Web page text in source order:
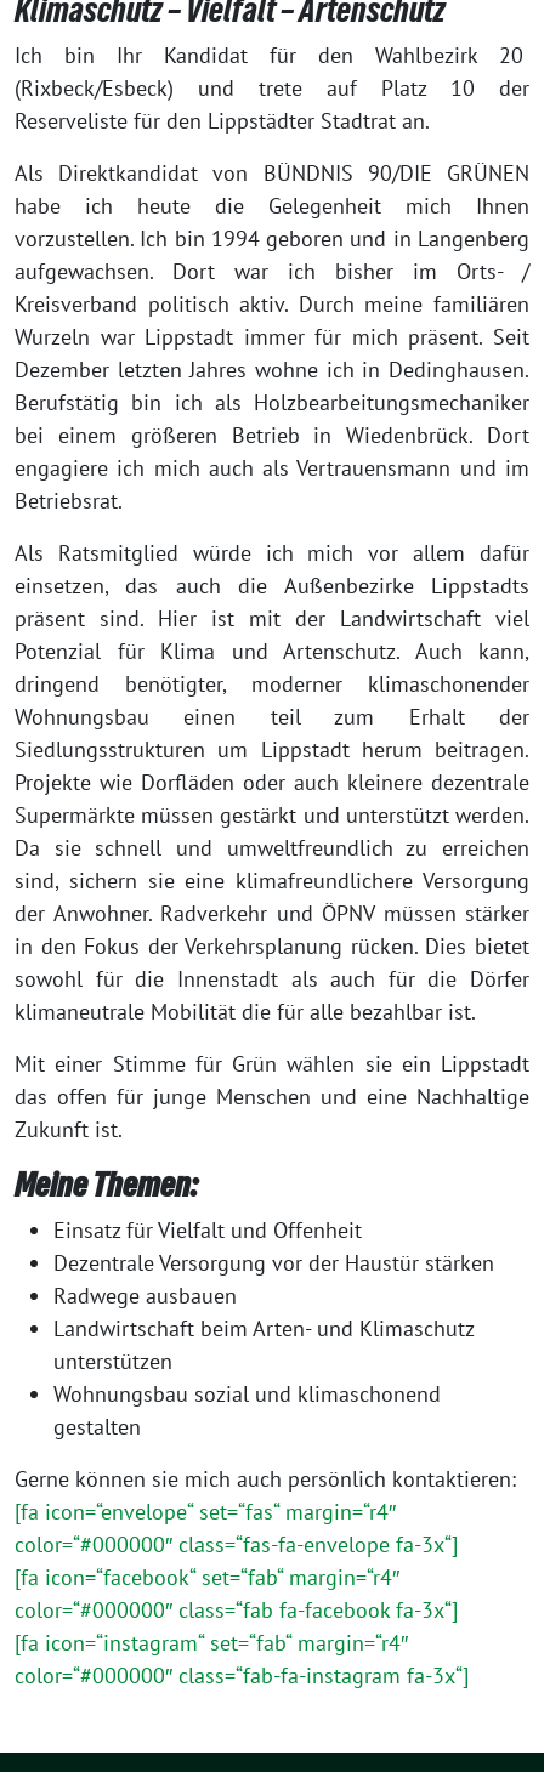
Klimaschutz – Vielfalt – Artenschutz
Ich bin Ihr Kandidat für den Wahlbezirk 20
(Rixbeck/Esbeck) und trete auf Platz 10 der
Reserveliste für den Lippstädter Stadtrat an.
Als Direktkandidat von BÜNDNIS 90/DIE GRÜNEN
habe ich heute die Gelegenheit mich Ihnen
vorzustellen. Ich bin 1994 geboren und in Langenberg
aufgewachsen. Dort war ich bisher im Orts- /
Kreisverband politisch aktiv. Durch meine familiären
Wurzeln war Lippstadt immer für mich präsent. Seit
Dezember letzten Jahres wohne ich in Dedinghausen.
Berufstätig bin ich als Holzbearbeitungsmechaniker
bei einem größeren Betrieb in Wiedenbrück. Dort
engagiere ich mich auch als Vertrauensmann und im
Betriebsrat.
Als Ratsmitglied würde ich mich vor allem dafür
einsetzen, das auch die Außenbezirke Lippstadts
präsent sind. Hier ist mit der Landwirtschaft viel
Potenzial für Klima und Artenschutz. Auch kann,
dringend benötigter, moderner klimaschonender
Wohnungsbau einen teil zum Erhalt der
Siedlungsstrukturen um Lippstadt herum beitragen.
Projekte wie Dorfläden oder auch kleinere dezentrale
Supermärkte müssen gestärkt und unterstützt werden.
Da sie schnell und umweltfreundlich zu erreichen
sind, sichern sie eine klimafreundlichere Versorgung
der Anwohner. Radverkehr und ÖPNV müssen stärker
in den Fokus der Verkehrsplanung rücken. Dies bietet
sowohl für die Innenstadt als auch für die Dörfer
klimaneutrale Mobilität die für alle bezahlbar ist.
Mit einer Stimme für Grün wählen sie ein Lippstadt
das offen für junge Menschen und eine Nachhaltige
Zukunft ist.
Meine Themen:
Einsatz für Vielfalt und Offenheit
Dezentrale Versorgung vor der Haustür stärken
Radwege ausbauen
Landwirtschaft beim Arten- und Klimaschutz
unterstützen
Wohnungsbau sozial und klimaschonend
gestalten
Gerne können sie mich auch persönlich kontaktieren:
[fa icon=“envelope“ set=“fas“ margin=“r4″
color=“#000000″ class=“fas-fa-envelope fa-3x“]
[fa icon=“facebook“ set=“fab“ margin=“r4″
color=“#000000″ class=“fab fa-facebook fa-3x“]
[fa icon=“instagram“ set=“fab“ margin=“r4″
color=“#000000″ class=“fab-fa-instagram fa-3x“]